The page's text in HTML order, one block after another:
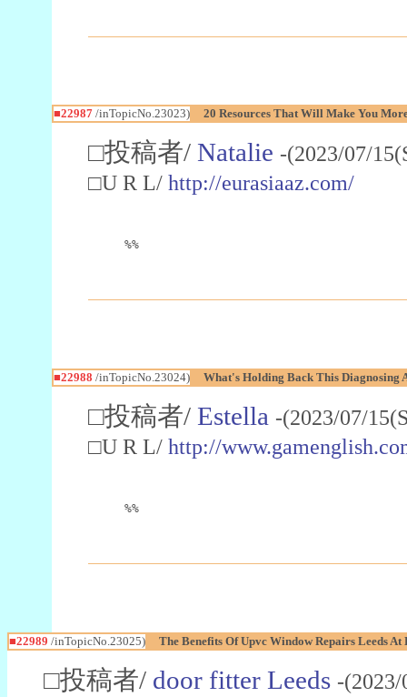
■22987/inTopicNo.23023) 20 Resources That Will Make You
□投稿者/ Natalie -(2023/07/
□U R L/ http://eurasiaaz.com/
%%
■22988 /inTopicNo.23024) What's Holding Back This Diagnosing
□投稿者/ Estella -(2023/07/
□U R L/ http://
%%
■22989 /inTopicNo.23025) The Benefits Of Upvc Window Repairs Leeds
□投稿者/ door fitter Leeds -